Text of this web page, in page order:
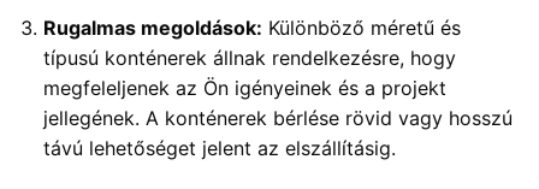
Rugalmas megoldások: Különböző méretű és
típusú konténerek állnak rendelkezésre, hogy
megfeleljenek az Ön igényeinek és a projekt
jellegének. A konténerek bérlése rövid vagy hosszú
távú lehetőséget jelent az elszállításig.